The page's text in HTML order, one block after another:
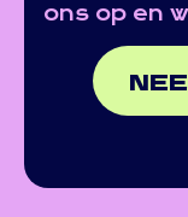
ons op en